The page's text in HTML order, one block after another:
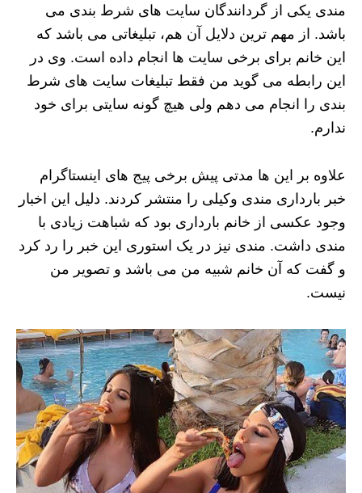
مندی یکی از گردانندگان سایت های شرط بندی می
باشد. از مهم ترین دلایل آن هم، تبلیغاتی می باشد که
این خانم برای برخی سایت ها انجام داده است. وی در
این رابطه می گوید من فقط تبلیغات سایت های شرط
بندی را انجام می دهم ولی هیچ گونه سایتی برای خود
ندارم.
علاوه بر این ها مدتی پیش برخی پیج های اینستاگرام
خبر بارداری مندی وکیلی را منتشر کردند. دلیل این اخبار
وجود عکسی از خانم بارداری بود که شباهت زیادی با
مندی داشت. مندی نیز در یک استوری این خبر را رد کرد
و گفت که آن خانم شبیه من می باشد و تصویر من
نیست.